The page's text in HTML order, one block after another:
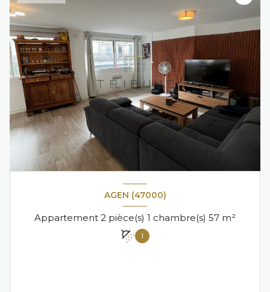
AGEN (47000)
Appartement 2 pièce(s) 1 chambre(s) 57 m²
1